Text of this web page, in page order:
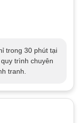
trong 30 phút tại
trình chuyên
tranh.